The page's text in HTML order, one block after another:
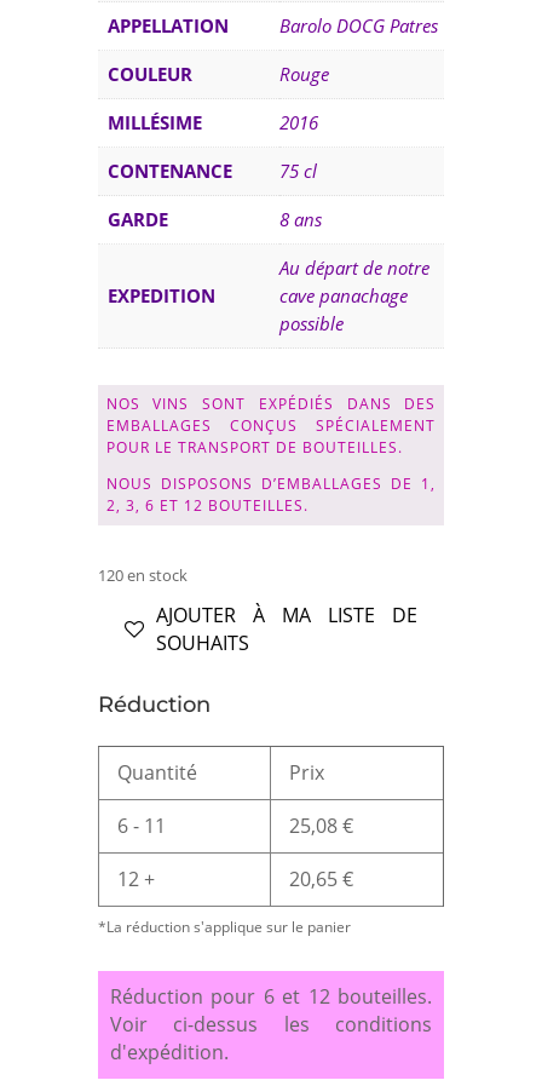
APPELLATION
Barolo DOCG Patres
COULEUR
Rouge
MILLÉSIME
2016
CONTENANCE
75 cl
GARDE
8 ans
EXPEDITION
Au départ de notre
cave panachage
possible
NOS VINS SONT EXPÉDIÉS DANS DES
EMBALLAGES CONÇUS SPÉCIALEMENT
POUR LE TRANSPORT DE BOUTEILLES.
NOUS DISPOSONS D’EMBALLAGES DE 1,
2, 3, 6 ET 12 BOUTEILLES.
120 en stock
AJOUTER À MA LISTE DE
SOUHAITS
Réduction
Quantité
6 - 11
12 +
Prix
25,08€
20,65€
*La réduction s'applique sur le panier
Réduction pour 6 et 12 bouteilles.
Voir ci-dessus les conditions
d'expédition.